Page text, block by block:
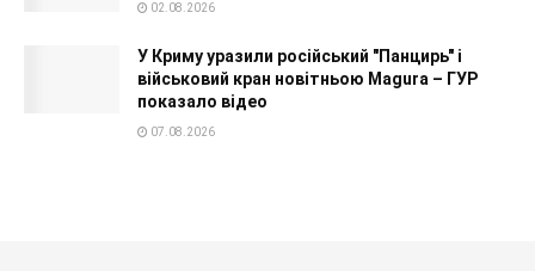
02.08.2026
У Криму уразили російський "Панцирь" і
військовий кран новітньою Magura – ГУР
показало відео
07.08.2026